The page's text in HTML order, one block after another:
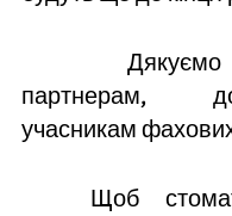
партнерам,
учасникам